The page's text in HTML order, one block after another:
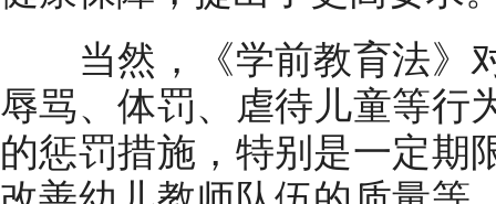
当然，《学前教育法》
辱骂、体罚、虐待儿童等行
的惩罚措施，特别是一定期